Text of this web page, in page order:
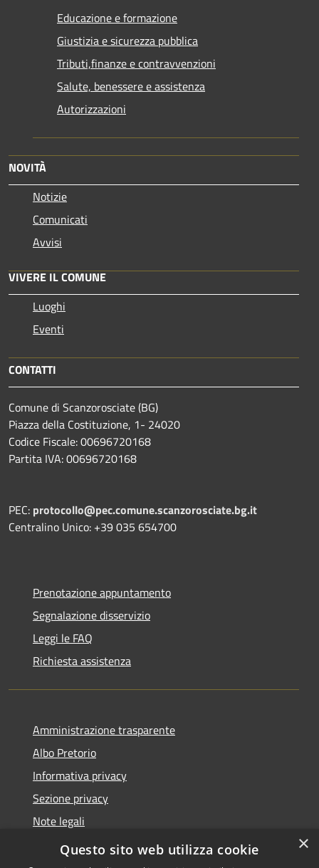
Educazione e formazione
Giustizia e sicurezza pubblica
Tributi,finanze e contravvenzioni
Salute, benessere e assistenza
Autorizzazioni
NOVITÀ
Notizie
Comunicati
Avvisi
VIVERE IL COMUNE
Luoghi
Eventi
CONTATTI
Comune di Scanzorosciate (BG)
Piazza della Costituzione, 1- 24020
Codice Fiscale: 00696720168
Partita IVA: 00696720168
PEC: protocollo@pec.comune.scanzorosciate.bg.it
Centralino Unico: +39 035 654700
Prenotazione appuntamento
Segnalazione disservizio
Leggi le FAQ
Richiesta assistenza
Amministrazione trasparente
Albo Pretorio
Informativa privacy
Sezione privacy
Note legali
Dichiarazione di accessibilità
×
Questo sito web utilizza cookie